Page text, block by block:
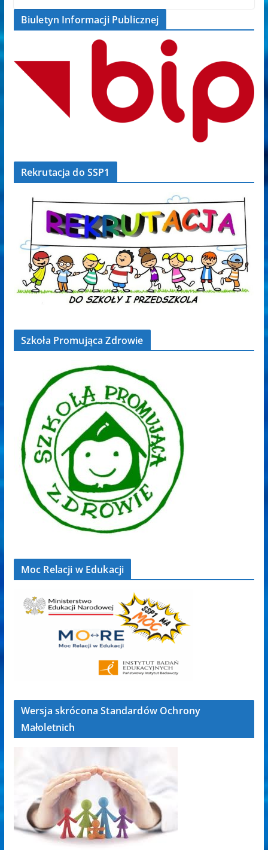
Biuletyn Informacji Publicznej
Rekrutacja do SSP1
Szkoła Promująca Zdrowie
Moc Relacji w Edukacji
Wersja skrócona Standardów Ochrony
Małoletnich